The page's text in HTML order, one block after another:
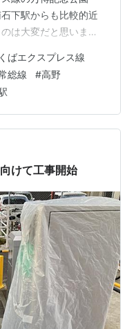
下駅からも比較的近
は大変だと思いま
ストラン ミルキー ウ
仕事の
と思い車で走ってい
した。
うお店です。以前…
ばエクスプレス線
総線 #高野
けて工事開始